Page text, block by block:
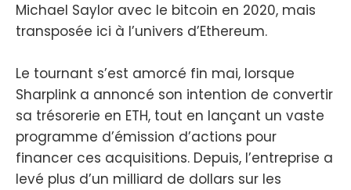
Michael Saylor avec le bitcoin en 2020, mais
transposée ici à l’univers d’Ethereum.
Le tournant s’est amorcé fin mai, lorsque
Sharplink a annoncé son intention de convertir
sa trésorerie en ETH, tout en lançant un vaste
programme d’émission d’actions pour
financer ces acquisitions. Depuis, l’entreprise a
levé plus d’un milliard de dollars sur les